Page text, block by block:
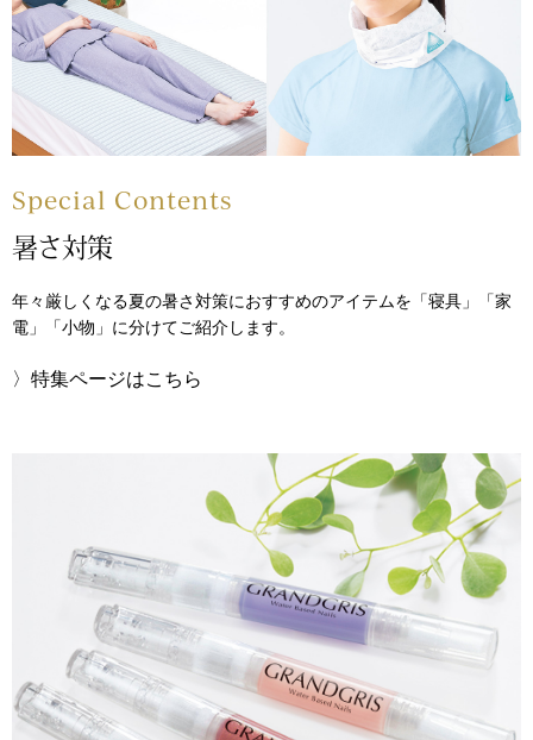
Miss Kyouko／ミスキョウコ
ランド
集
すべて見る
ーブルウェア
財布／小物
財布／コイン
ウオッチ
ネックレス
ブレスレット
その他
Special Contents
暑さ対策
年々厳しくなる夏の暑さ対策におすすめのアイテムを「寝具」「家
電」「小物」に分けてご紹介します。
〉特集ページはこちら